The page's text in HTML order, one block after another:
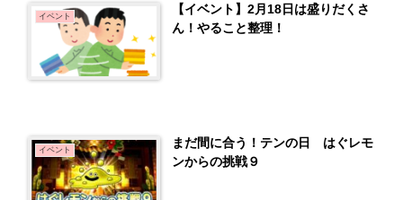
イベント
【イベント】2月18日は盛りだくさ
ん！やること整理！
イベント
まだ間に合う！テンの日 はぐレモ
ンからの挑戦９